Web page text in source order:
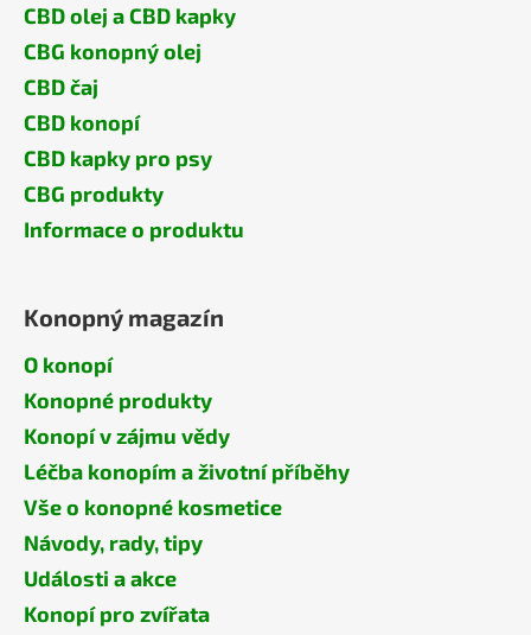
CBD olej a CBD kapky
CBG konopný olej
CBD čaj
CBD konopí
CBD kapky pro psy
CBG produkty
Informace o produktu
Konopný magazín
O konopí
Konopné produkty
Konopí v zájmu vědy
Léčba konopím a životní příběhy
Vše o konopné kosmetice
Návody, rady, tipy
Události a akce
Konopí pro zvířata